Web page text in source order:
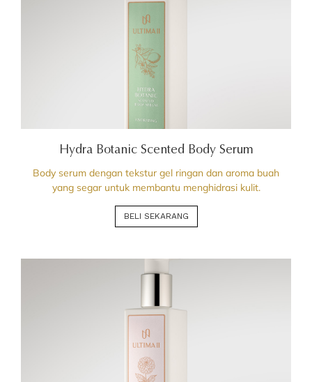
Hydra Botanic Scented Body Serum
Body serum dengan tekstur gel ringan dan aroma buah
yang segar untuk membantu menghidrasi kulit.
BELI SEKARANG